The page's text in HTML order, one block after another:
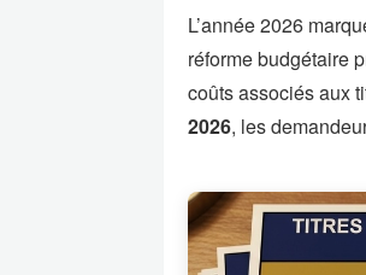
L’année 2026
réforme budgétaire
coûts associés aux
2026, les